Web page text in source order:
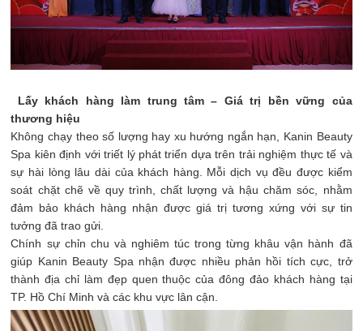
Lấy khách hàng làm trung tâm – Giá trị bền vững của
thương hiệu
Không chạy theo số lượng hay xu hướng ngắn hạn, Kanin Beauty
Spa kiên định với triết lý phát triển dựa trên trải nghiệm thực tế và
sự hài lòng lâu dài của khách hàng. Mỗi dịch vụ đều được kiểm
soát chặt chẽ về quy trình, chất lượng và hậu chăm sóc, nhằm
đảm bảo khách hàng nhận được giá trị tương xứng với sự tin
tưởng đã trao gửi.
Chính sự chỉn chu và nghiêm túc trong từng khâu vận hành đã
giúp Kanin Beauty Spa nhận được nhiều phản hồi tích cực, trở
thành địa chỉ làm đẹp quen thuộc của đông đảo khách hàng tại
TP. Hồ Chí Minh và các khu vực lân cận.